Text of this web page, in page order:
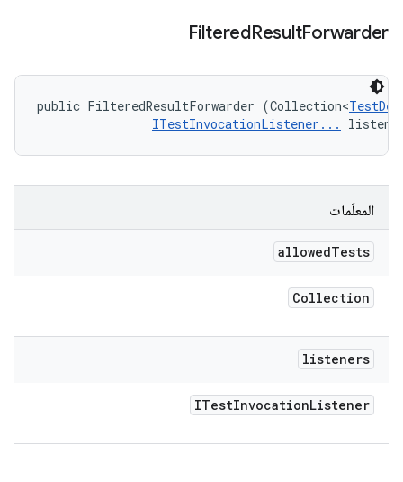
FilteredResultForwarder
public FilteredResultForwarder (Collection<
ITestInvocationListener...
المعلَمات
allowedTests
Collection
listeners
ITestInvocationListener